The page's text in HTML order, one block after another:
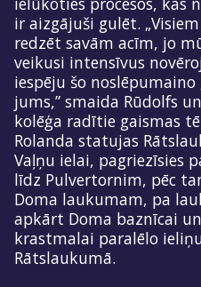
ir aizgājuši gulēt.
redzēt savām acīm, jo
veikusi intensīvus
iespēju šo
jums,” smaida Rūdolfs
kolēģa radītie gaismas
Rolanda statujas
Vaļņu ielai, pagriezīsies
līdz Pulvertornim, pēc
Doma laukumam, pa
apkārt Doma baznīcai
krastmalai paralēlo
Rātslaukumā.